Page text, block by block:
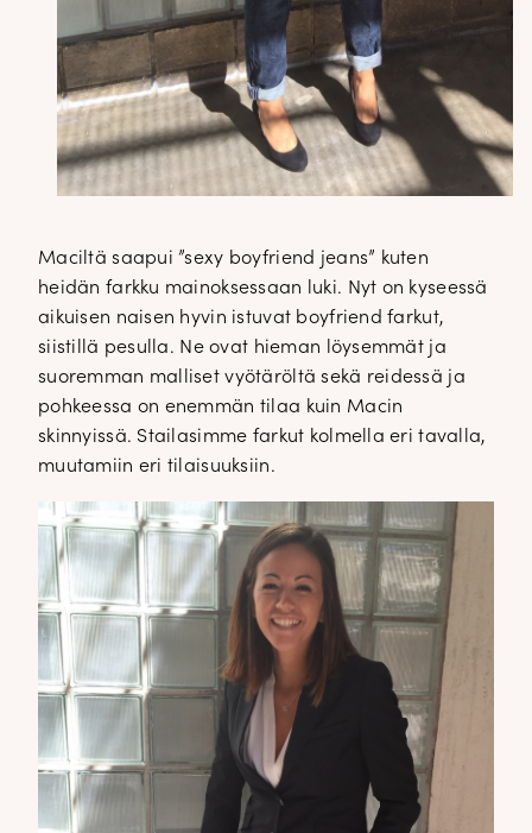
Maciltä saapui ”sexy boyfriend jeans” kuten
heidän farkku mainoksessaan luki. Nyt on kyseessä
aikuisen naisen hyvin istuvat boyfriend farkut,
siistillä pesulla. Ne ovat hieman löysemmät ja
suoremman malliset vyötäröltä sekä reidessä ja
pohkeessa on enemmän tilaa kuin Macin
skinnyissä. Stailasimme farkut kolmella eri tavalla,
muutamiin eri tilaisuuksiin.